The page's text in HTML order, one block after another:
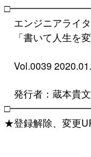
エンジニアライ
「書いて人生を
Vol.0039
発行者：蔵本貴文
★登録解除、変更